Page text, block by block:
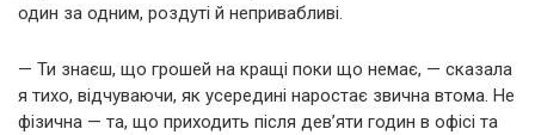
один за одним, роздуті й непривабливі.
— Ти знаєш, що грошей на кращі поки що немає, — сказала
я тихо, відчуваючи, як усередині наростає звична втома. Не
фізична — та, що приходить після дев’яти годин в офісі та